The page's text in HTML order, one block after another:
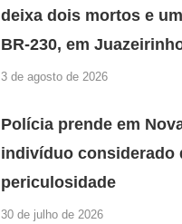
deixa dois mortos e
BR-230, em
3 de agosto de 2026
Polícia prende em
indivíduo considerado
periculosidade
30 de julho de 2026